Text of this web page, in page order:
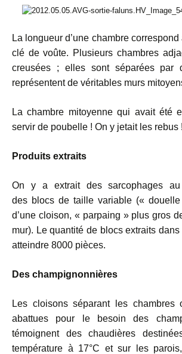
La longueur d’une chambre
clé de voûte. Plusieurs chambres
creusées ; elles sont séparées par
représentent de véritables murs
La chambre mitoyenne qui avait été
servir de poubelle ! On y jetait les rebus !
Produits extraits
On y a extrait des sarcophages
des blocs de taille variable (« douelle
d’une cloison, « parpaing » plus gros
mur). Le quantité de blocs extraits
atteindre 8000 pièces.
Des champignonnières
Les cloisons séparant les chambres
abattues pour le besoin des
témoignent des chaudières
température à 17°C et sur les